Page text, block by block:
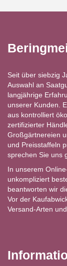
Seit über siebzig
Auswahl an
langjährige
unserer Kunden.
aus kontrolliert
zertifizierter
Großgärtnereien
und Preisstaffeln
sprechen Sie uns
In unserem
unkompliziert
beantworten wir
Vor der
Versand-Arten